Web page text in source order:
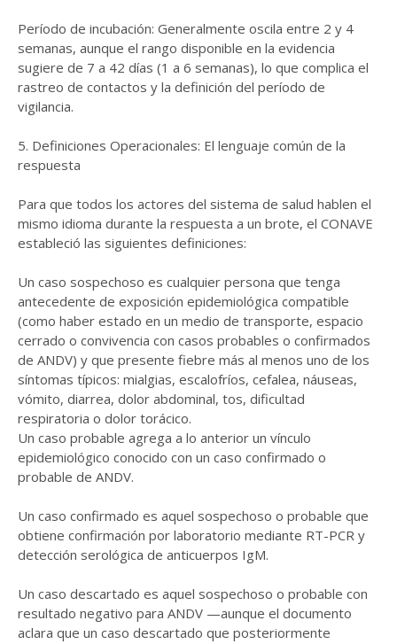
Período de incubación: Generalmente oscila entre 2 y 4
semanas, aunque el rango disponible en la evidencia
sugiere de 7 a 42 días (1 a 6 semanas), lo que complica el
rastreo de contactos y la definición del período de
vigilancia.
5. Definiciones Operacionales: El lenguaje común de la
respuesta
Para que todos los actores del sistema de salud hablen el
mismo idioma durante la respuesta a un brote, el CONAVE
estableció las siguientes definiciones:
Un caso sospechoso es cualquier persona que tenga
antecedente de exposición epidemiológica compatible
(como haber estado en un medio de transporte, espacio
cerrado o convivencia con casos probables o confirmados
de ANDV) y que presente fiebre más al menos uno de los
síntomas típicos: mialgias, escalofríos, cefalea, náuseas,
vómito, diarrea, dolor abdominal, tos, dificultad
respiratoria o dolor torácico.
Un caso probable agrega a lo anterior un vínculo
epidemiológico conocido con un caso confirmado o
probable de ANDV.
Un caso confirmado es aquel sospechoso o probable que
obtiene confirmación por laboratorio mediante RT-PCR y
detección serológica de anticuerpos IgM.
Un caso descartado es aquel sospechoso o probable con
resultado negativo para ANDV —aunque el documento
aclara que un caso descartado que posteriormente